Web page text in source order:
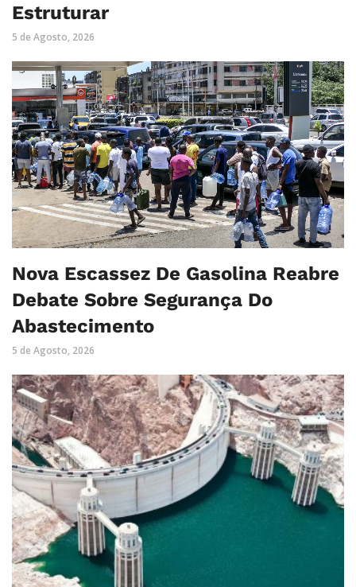
Estruturar
5 de Agosto, 2026
Nova Escassez De Gasolina Reabre
Debate Sobre Segurança Do
Abastecimento
5 de Agosto, 2026